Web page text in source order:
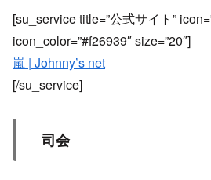
[su_service title=”公式サイト”
icon_color=”#f26939″ size=”20″]
嵐 | Johnny’s net
[/su_service]
司会